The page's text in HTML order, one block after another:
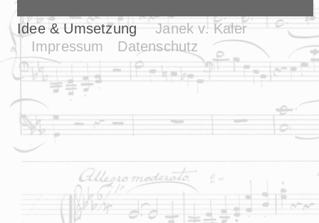
Idee & Umsetzung
Janek v. Kaler
Impressum
Datenschutz